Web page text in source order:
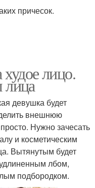
причесок.
лицо.
девушка будет
внешнюю
Нужно зачесать
и косметическим
Вытянутым будет
лбом,
подбородком.